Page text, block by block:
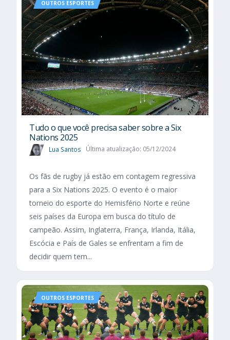
OUTROS ESPORTES
Tudo o que você precisa saber sobre a Six
Nations 2025​
Lua Santos Última atualização: 05/12/2024
Os fãs de rugby já estão em contagem regressiva
para a Six Nations 2025. O evento é o maior
torneio do esporte do Hemisfério Norte e reúne
seis países da Europa em busca do título de
campeão. Assim, Inglaterra, França, Irlanda, Itália,
Escócia e País de Gales se enfrentam a fim de
decidir quem tem...
OUTROS ESPORTES